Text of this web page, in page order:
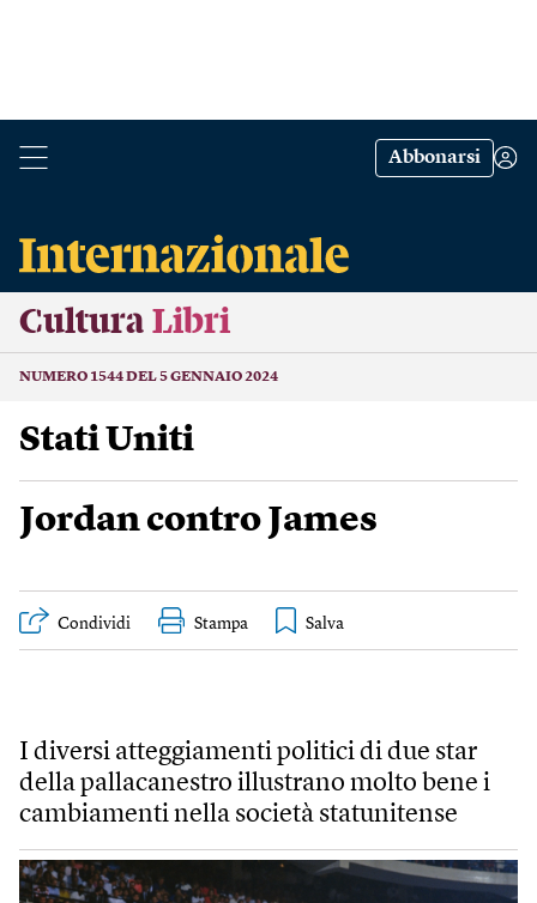
Abbonarsi
Cultura Libri
NUMERO 1544 DEL 5 GENNAIO 2024
Stati Uniti
Jordan contro James
Condividi Stampa
I diversi atteggiamenti politici di due star
della pallacanestro illustrano molto bene i
cambiamenti nella società statunitense